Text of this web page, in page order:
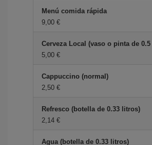
Menú comida rápida
9,00 €
Cerveza Local (vaso o pinta de
5,00 €
Cappuccino (normal)
2,50 €
Refresco (botella de 0.33 litros)
2,14 €
Agua (botella de 0.33 litros)